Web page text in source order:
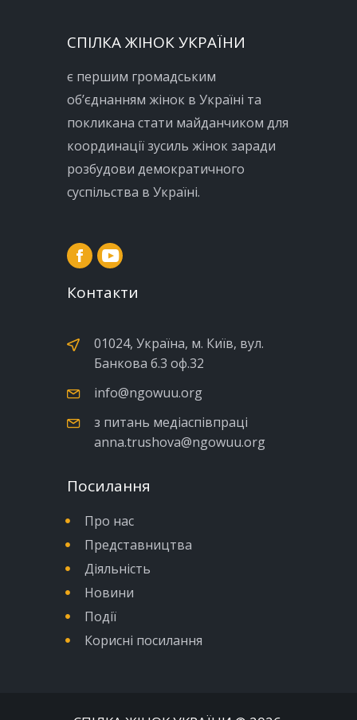
СПІЛКА ЖІНОК УКРАЇНИ
є першим громадським
об’єднанням жінок в Україні та
покликана стати майданчиком для
координації зусиль жінок заради
розбудови демократичного
суспільства в Україні.
Контакти
01024, Україна, м. Київ, вул.
Банкова б.3 оф.32
info@ngowuu.org
з питань медіаспівпраці
anna.trushova@ngowuu.org
Посилання
Про нас
Представництва
Діяльність
Новини
Події
Корисні посилання